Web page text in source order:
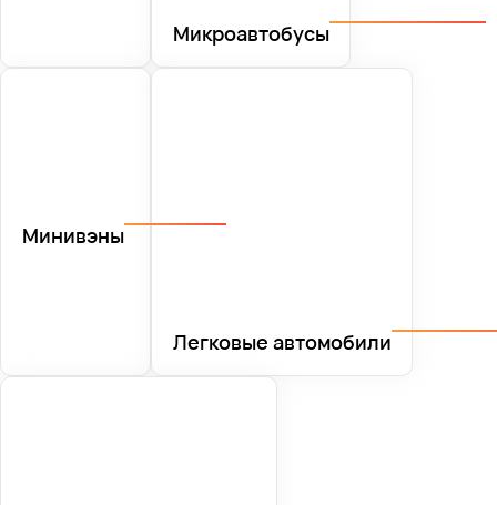
Микроавтобусы
Минивэны
Легковые автомобили